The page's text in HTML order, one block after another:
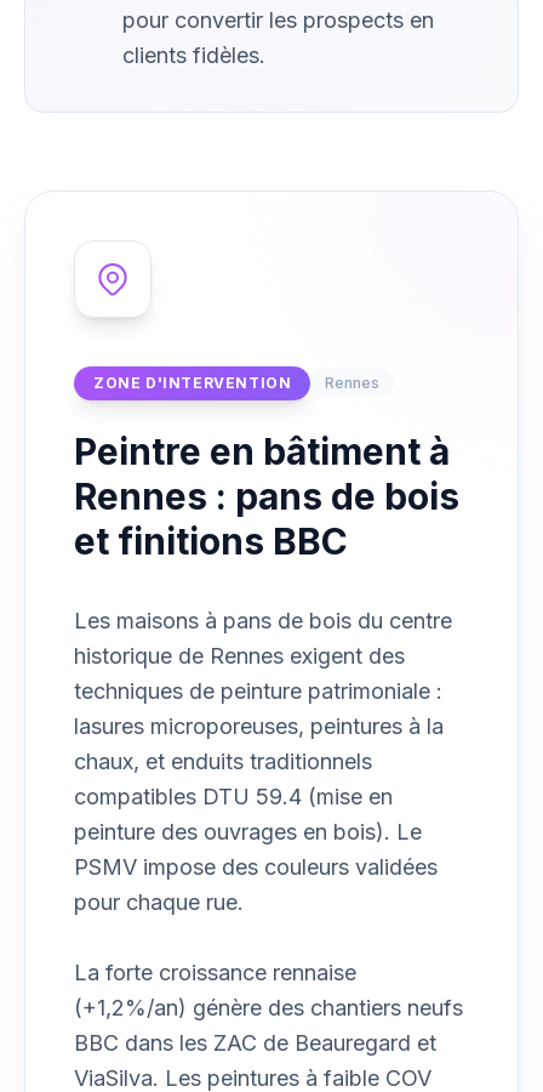
pour convertir les prospects en
clients fidèles.
ZONE D'INTERVENTION Rennes
Peintre en bâtiment à
Rennes : pans de bois
et finitions BBC
Les maisons à pans de bois du centre
historique de Rennes exigent des
techniques de peinture patrimoniale :
lasures microporeuses, peintures à la
chaux, et enduits traditionnels
compatibles DTU 59.4 (mise en
peinture des ouvrages en bois). Le
PSMV impose des couleurs validées
pour chaque rue.
La forte croissance rennaise
(+1,2%/an) génère des chantiers neufs
BBC dans les ZAC de Beauregard et
ViaSilva. Les peintures à faible COV